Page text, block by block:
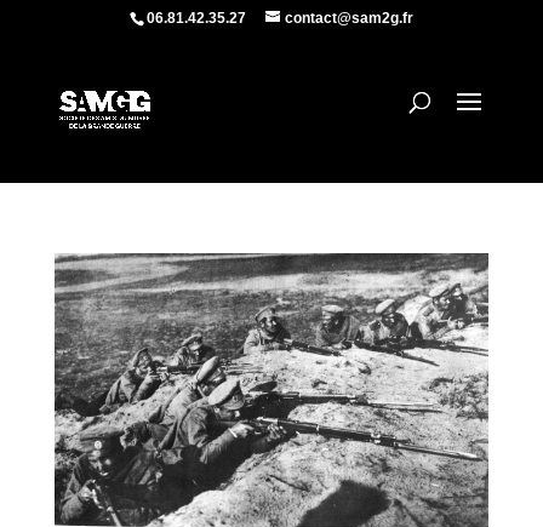
06.81.42.35.27 contact@sam2g.fr